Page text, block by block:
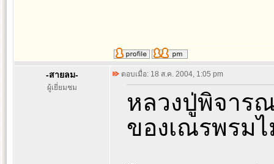
-สายลม-
ผู้เยี่ยมชม
ตอบเมื่อ: 18 ส.ค. 2004, 1:05 pm
หลวงปู่พิจาร
ของเณรพรม